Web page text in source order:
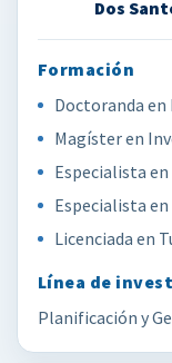
Dos
Doctoranda en
Magíster en
Especialista
Especialista
Licenciada en
Planificación y